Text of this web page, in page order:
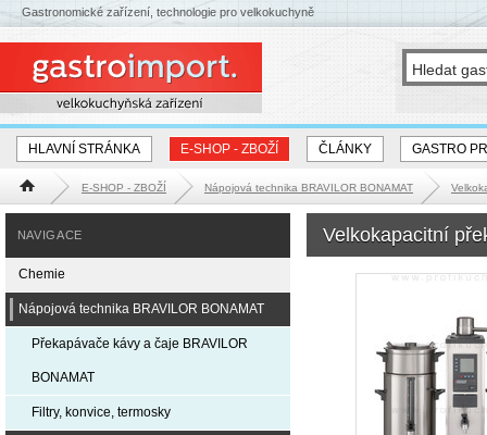
HLAVNÍ STRÁNKA E-SHOP - ZBOŽÍ ČLÁNKY GASTRO
Hlavní stránka E-SHOP - ZBOŽÍ Nápojová technika BRAVILOR BONAMAT
Velkokapacitní
NAVIGACE
Chemie
Nápojová technika BRAVILOR BONAMAT
Překapávače kávy a čaje BRAVILOR
BONAMAT
Filtry, konvice, termosky
Gastronomické zařízení, technologie pro velkokuchyně